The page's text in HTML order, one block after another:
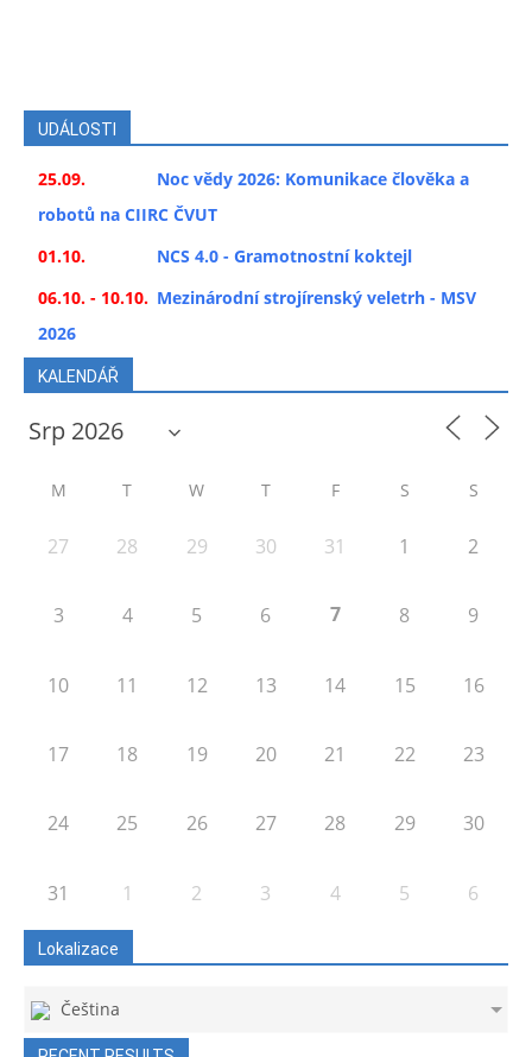
UDÁLOSTI
25.09.
Noc vědy 2026: Komunikace člověka a
robotů na CIIRC ČVUT
01.10.
NCS 4.0 - Gramotnostní koktejl
06.10. - 10.10. Mezinárodní strojírenský veletrh - MSV
2026
KALENDÁŘ
M T W T F S S
27 28 29 30 31 1 2
3 4 5 6 7 8 9
10 11 12 13 14 15 16
17 18 19 20 21 22 23
24 25 26 27 28 29 30
31 1 2 3 4 5 6
Lokalizace
Čeština